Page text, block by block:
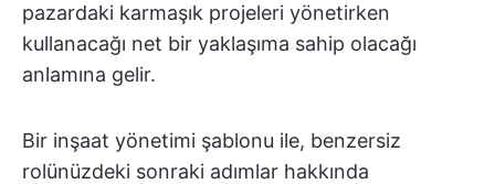
pazardaki karmaşık projeleri yönetirken
kullanacağı net bir yaklaşıma sahip olacağı
anlamına gelir.
Bir inşaat yönetimi şablonu ile, benzersiz
rolünüzdeki sonraki adımlar hakkında